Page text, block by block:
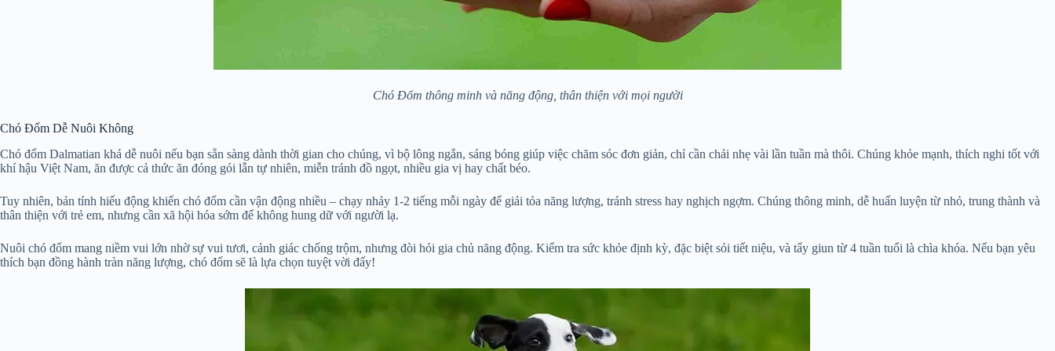
Chó Đốm thông minh và năng động, thân thiện với mọi người
Chó Đốm Dễ Nuôi Không
Chó đốm Dalmatian khá dễ nuôi nếu bạn sẵn sàng dành thời gian cho chúng, vì bộ lông ngắn, sáng bóng giúp việc chăm sóc đơn giản, chỉ cần chải nhẹ vài lần tuần mà thôi. Chúng khỏe mạnh, thích nghi tốt với
khí hậu Việt Nam, ăn được cả thức ăn đóng gói lẫn tự nhiên, miễn tránh đồ ngọt, nhiều gia vị hay chất béo.
Tuy nhiên, bản tính hiếu động khiến chó đốm cần vận động nhiều – chạy nhảy 1-2 tiếng mỗi ngày để giải tỏa năng lượng, tránh stress hay nghịch ngợm. Chúng thông minh, dễ huấn luyện từ nhỏ, trung thành và
thân thiện với trẻ em, nhưng cần xã hội hóa sớm để không hung dữ với người lạ.
Nuôi chó đốm mang niềm vui lớn nhờ sự vui tươi, cảnh giác chống trộm, nhưng đòi hỏi gia chủ năng động. Kiểm tra sức khỏe định kỳ, đặc biệt sỏi tiết niệu, và tẩy giun từ 4 tuần tuổi là chìa khóa. Nếu bạn yêu
thích bạn đồng hành tràn năng lượng, chó đốm sẽ là lựa chọn tuyệt vời đấy!